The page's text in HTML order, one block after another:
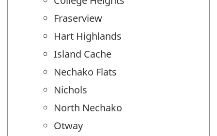
Fraserview
Hart Highlands
Island Cache
Nechako Flats
Nichols
North Nechako
Otway